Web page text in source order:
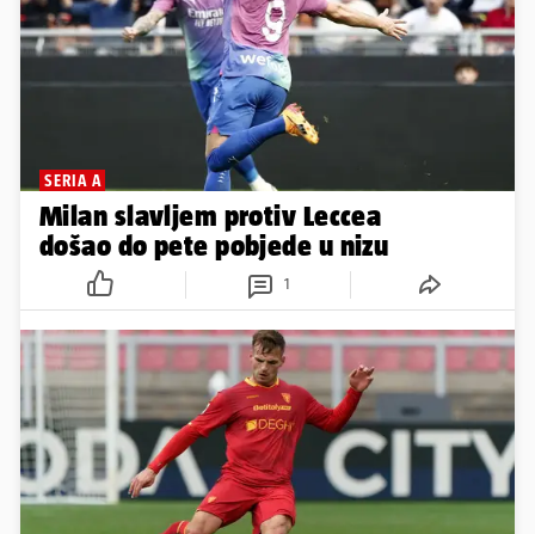
SERIA A
Milan slavljem protiv Leccea
došao do pete pobjede u nizu
1